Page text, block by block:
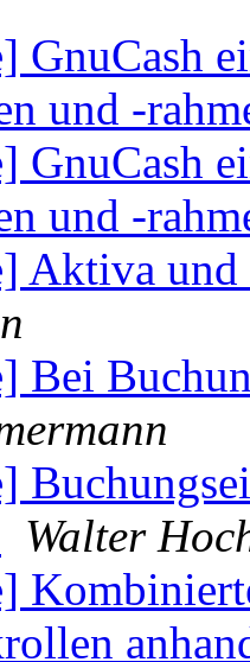
GnuCash
und -
GnuCash
und -
Aktiva
Bei
Walter